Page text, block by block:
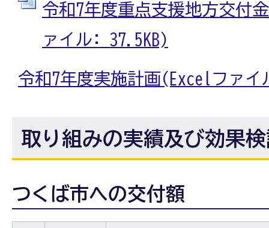
令和7年度重点支援地方交付
ァイル: 37.5KB)
令和7年度実施計画(Excelファイ
取り組みの実績及び効果
つくば市への交付額